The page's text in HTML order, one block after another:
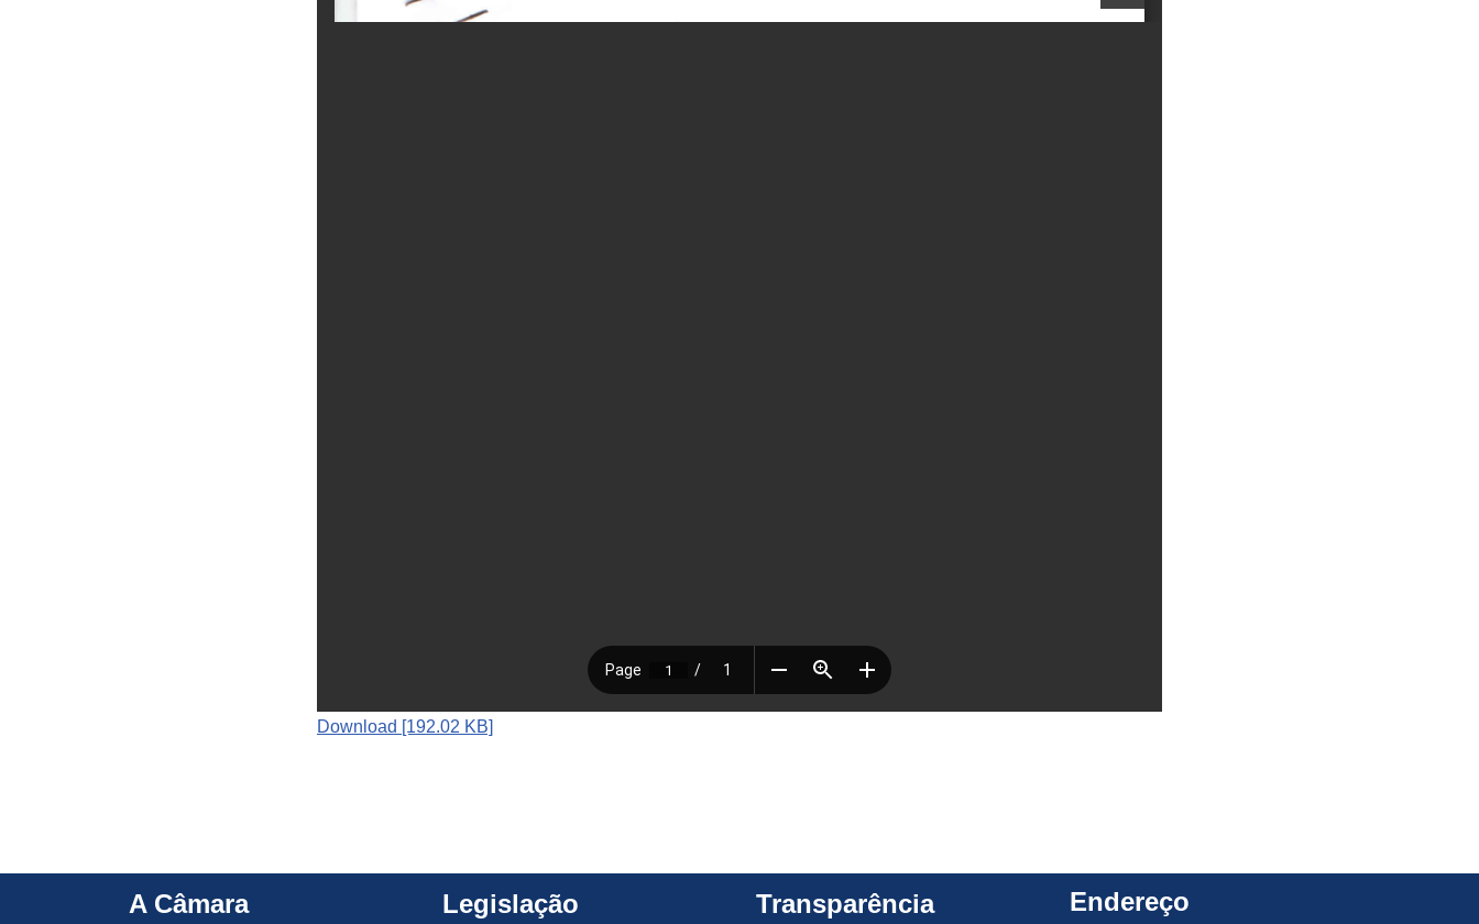
Download [192.02 KB]
A Câmara Legislação Transparência Endereço